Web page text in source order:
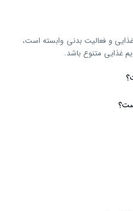
و فعالیت بدنی وابسته است،
غذایی متنوع باشد.